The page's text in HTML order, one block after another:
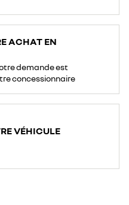
ACHAT EN
demande est
concessionnaire
VÉHICULE